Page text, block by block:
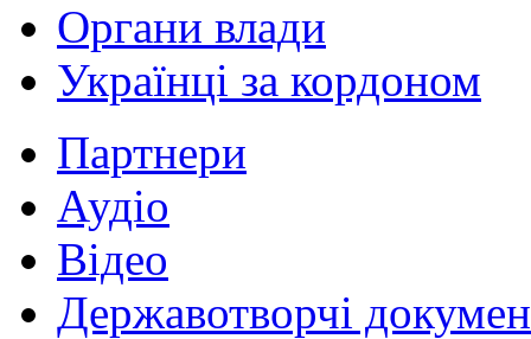
Органи влади
Українці за кордоном
Партнери
Аудіо
Відео
Державотворчі